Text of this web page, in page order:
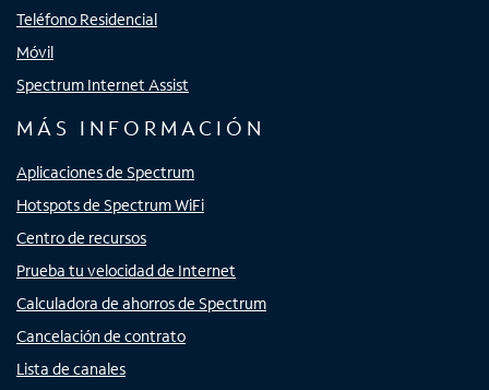
Teléfono Residencial
Móvil
Spectrum Internet Assist
MÁS INFORMACIÓN
Aplicaciones de Spectrum
Hotspots de Spectrum WiFi
Centro de recursos
Prueba tu velocidad de Internet
Calculadora de ahorros de Spectrum
Cancelación de contrato
Lista de canales